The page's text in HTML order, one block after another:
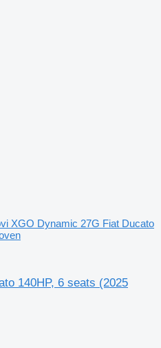
XGO Dynamic 27G Fiat Ducato
140HP, 6 seats (2025